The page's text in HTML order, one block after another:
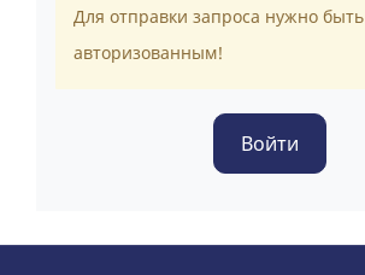
Для отправки запроса нужно быть
авторизованным!